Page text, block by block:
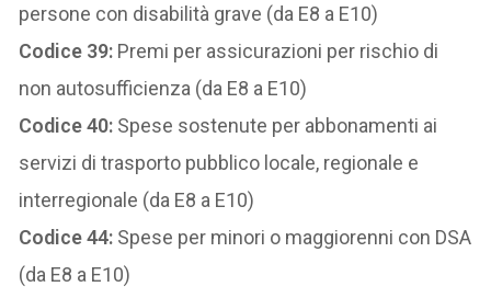
persone con disabilità grave (da E8 a E10)
Codice 39: Premi per assicurazioni per rischio di
non autosufficienza (da E8 a E10)
Codice 40: Spese sostenute per abbonamenti ai
servizi di trasporto pubblico locale, regionale e
interregionale (da E8 a E10)
Codice 44: Spese per minori o maggiorenni con DSA
(da E8 a E10)